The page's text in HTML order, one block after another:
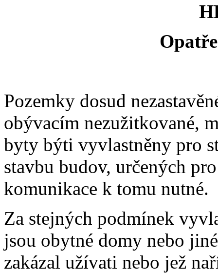
Pozemky dosud
obývacím nezužitkované,
byty býti vyvlastněny pro
stavbu budov, určených
komunikace k tomu nutné.
Za stejných podmínek
jsou obytné domy nebo
zakázal užívati nebo jež